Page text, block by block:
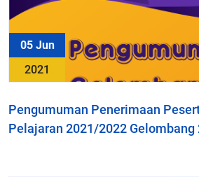
05 Jun
2021
Pengumuman Penerimaan
Pelajaran 2021/2022 Gelombang